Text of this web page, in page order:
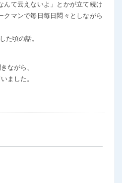
んて云えないよ」とかが立て続け
クマンで毎日毎日悶々としながら
た頃の話。
ながら、
ました。